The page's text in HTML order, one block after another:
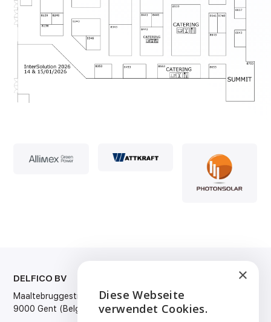
DELFICO BV
Maaltebruggestraat 300
9000 Gent (Belgium)
Nederlands
Français
×
Diese Webseite
verwendet Cookies.